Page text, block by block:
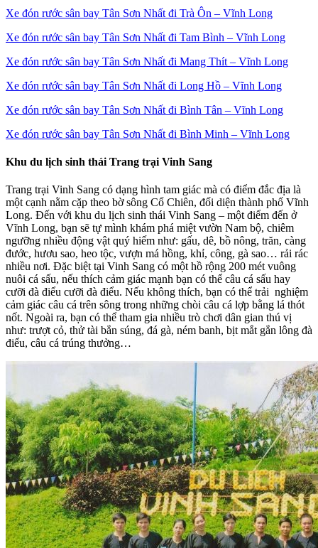
Xe đón rước sân bay Tân Sơn Nhất đi Trà Ôn – Vĩnh Long
Xe đón rước sân bay Tân Sơn Nhất đi Tam Bình – Vĩnh Long
Xe đón rước sân bay Tân Sơn Nhất đi Mang Thít – Vĩnh Long
Xe đón rước sân bay Tân Sơn Nhất đi Long Hồ – Vĩnh Long
Xe đón rước sân bay Tân Sơn Nhất đi Bình Tân – Vĩnh Long
Xe đón rước sân bay Tân Sơn Nhất đi Bình Minh – Vĩnh Long
Khu du lịch sinh thái Trang trại Vinh Sang
Trang trại Vinh Sang có dạng hình tam giác mà có điểm đắc địa là
một cạnh nằm cặp theo bờ sông Cổ Chiên, đối diện thành phố Vĩnh
Long. Đến với khu du lịch sinh thái Vinh Sang – một điểm đến ở
Vĩnh Long, bạn sẽ tự mình khám phá miệt vườn Nam bộ, chiêm
ngưỡng nhiều động vật quý hiếm như: gấu, dê, bồ nông, trăn, càng
đước, hươu sao, heo tộc, vượn má hồng, khỉ, công, gà sao… rải rác
nhiều nơi. Đặc biệt tại Vinh Sang có một hồ rộng 200 mét vuông
nuôi cá sấu, nếu thích cảm giác mạnh bạn có thể câu cá sấu hay
cưỡi đà điểu cưỡi đà điểu. Nếu không thích, bạn có thể trải nghiệm
cảm giác câu cá trên sông trong những chòi câu cá lợp bằng lá thót
nốt. Ngoài ra, bạn có thể tham gia nhiều trò chơi dân gian thú vị
như: trượt cỏ, thử tài bắn súng, đá gà, ném banh, bịt mắt gắn lông đà
điểu, câu cá trúng thưởng…